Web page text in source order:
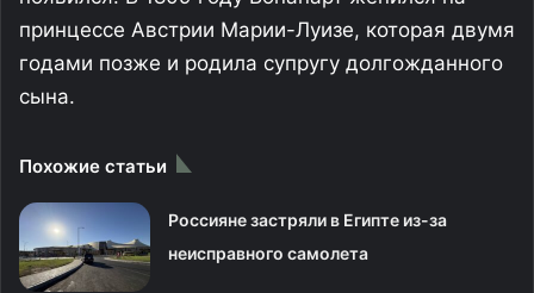
принцессе Австрии Марии-Луизе, которая двумя
годами позже и родила супругу долгожданного
сына.
Похожие статьи
Россияне застряли в Египте из-за
неисправного самолета